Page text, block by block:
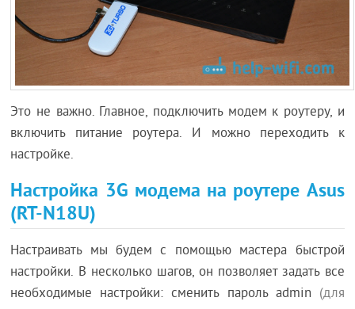
Это не важно. Главное, подключить модем к роутеру, и
включить питание роутера. И можно переходить к
настройке.
Настройка 3G модема на роутере Asus
(RT-N18U)
Настраивать мы будем с помощью мастера быстрой
настройки. В несколько шагов, он позволяет задать все
необходимые настройки: сменить пароль admin (для